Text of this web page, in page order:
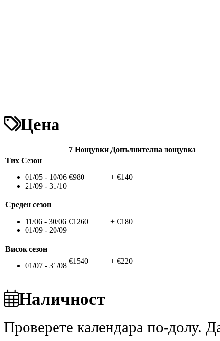
Цена
7 Нощувки Допълнителна нощувка
Тих Сезон
01/05 - 10/06
21/09 - 31/10
€980 + €140
Среден сезон
11/06 - 30/06
01/09 - 20/09
€1260 + €180
Висок сезон
01/07 - 31/08
€1540 + €220
Наличност
Проверете календара по-долу.